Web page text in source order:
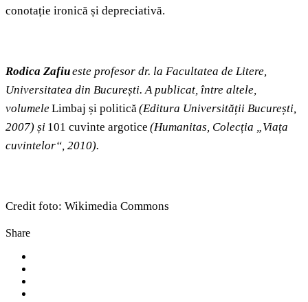
conotație ironică și depreciativă.
Rodica Zafiueste profesor dr. la Facultatea de Litere,
Universitatea din București. A publicat, între altele,
volumeleLimbaj și politică(Editura Universității București,
2007) și 101 cuvinte argotice (Humanitas, Colecția „Viața
cuvintelor“, 2010).
Credit foto: Wikimedia Commons
Share